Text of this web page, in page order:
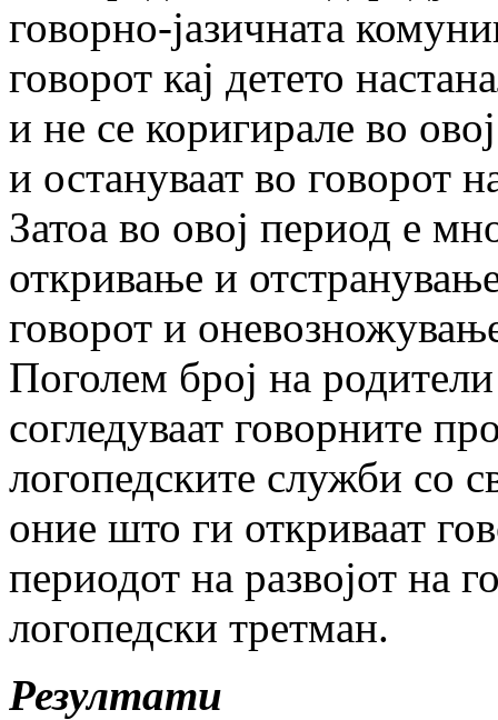
говорно-јазичната
говорот кај детето
и не се коригирале во
и остануваат во говорот
Затоа во овој период е
откривање и
говорот и
Поголем број на
согледуваат говорните
логопедските служби со
оние што ги откриваат
периодот на развојот на
логопедски третман.
Резултати